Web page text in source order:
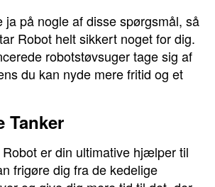
ja på nogle af disse spørgsmål, så
Robot helt sikkert noget for dig.
robotstøvsuger tage sig af
du kan nyde mere fritid og et
Tanker
er din ultimative hjælper til
frigøre dig fra de kedelige